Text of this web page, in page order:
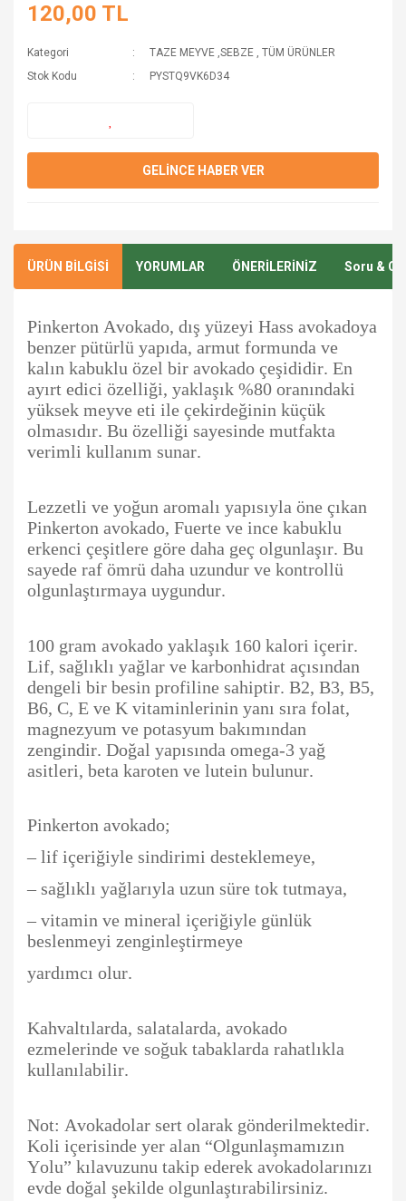
120,00 TL
Kategori TAZE MEYVE ,SEBZE ,TÜM ÜRÜNLER
Stok Kodu
PYSTQ9VK6D34
GELİNCE HABER VER
ÜRÜN BİLGİSİ YORUMLAR ÖNERİLERİNİZ Soru &
Pinkerton Avokado, dış yüzeyi Hass avokadoya
benzer pütürlü yapıda, armut formunda ve
kalın kabuklu özel bir avokado çeşididir. En
ayırt edici özelliği, yaklaşık %80 oranındaki
yüksek meyve eti ile çekirdeğinin küçük
olmasıdır. Bu özelliği sayesinde mutfakta
verimli kullanım sunar.
Lezzetli ve yoğun aromalı yapısıyla öne çıkan
Pinkerton avokado, Fuerte ve ince kabuklu
erkenci çeşitlere göre daha geç olgunlaşır. Bu
sayede raf ömrü daha uzundur ve kontrollü
olgunlaştırmaya uygundur.
100 gram avokado yaklaşık 160 kalori içerir.
Lif, sağlıklı yağlar ve karbonhidrat açısından
dengeli bir besin profiline sahiptir. B2, B3, B5,
B6, C, E ve K vitaminlerinin yanı sıra folat,
magnezyum ve potasyum bakımından
zengindir. Doğal yapısında omega-3 yağ
asitleri, beta karoten ve lutein bulunur.
Pinkerton avokado;
– lif içeriğiyle sindirimi desteklemeye,
– sağlıklı yağlarıyla uzun süre tok tutmaya,
– vitamin ve mineral içeriğiyle günlük
beslenmeyi zenginleştirmeye
yardımcı olur.
Kahvaltılarda, salatalarda, avokado
ezmelerinde ve soğuk tabaklarda rahatlıkla
kullanılabilir.
Not: Avokadolar sert olarak gönderilmektedir.
Koli içerisinde yer alan “Olgunlaşmamızın
Yolu” kılavuzunu takip ederek avokadolarınızı
evde doğal şekilde olgunlaştırabilirsiniz.